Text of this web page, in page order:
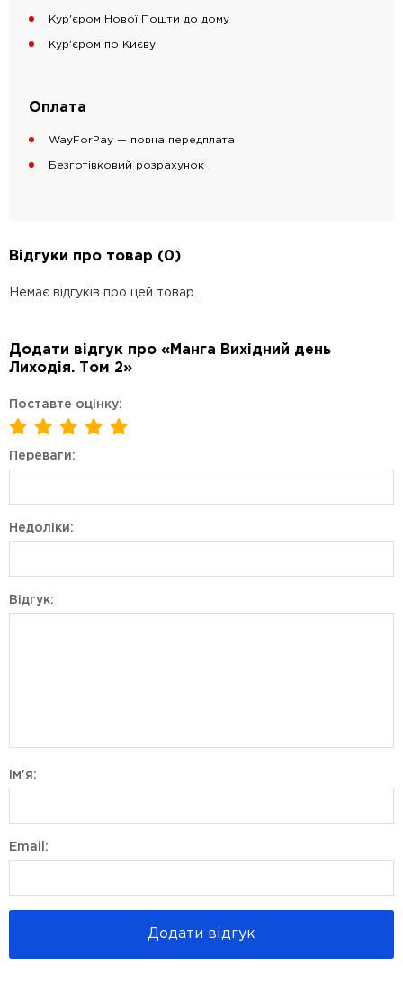
Кур'єром Нової Пошти до дому
Кур'єром по Києву
Оплата
WayForPay — повна передплата
Безготівковий розрахунок
Відгуки про товар (0)
Немає відгуків про цей товар.
Додати відгук про «Манга Вихідний день
Лиходія. Том 2»
Поставте оцінку:
Переваги:
Недоліки:
Відгук:
Ім'я:
Email:
Додати відгук